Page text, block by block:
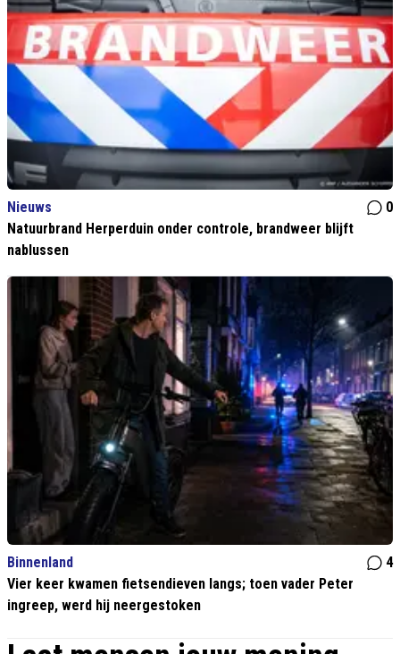
Nieuws
0
Natuurbrand Herperduin onder controle, brandweer blijft
nablussen
Binnenland
4
Vier keer kwamen fietsendieven langs; toen vader Peter
ingreep, werd hij neergestoken